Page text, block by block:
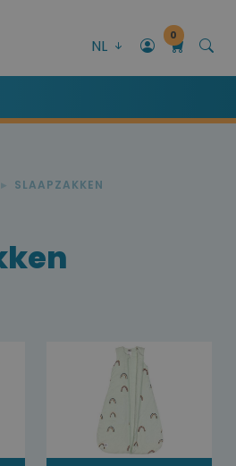
NL
0
SLAAPZAKKEN